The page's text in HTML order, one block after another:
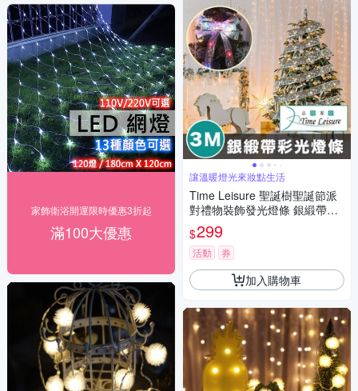
家飾衛浴開運限時優惠3折起
滿100大優惠
讓溫暖燈光來妝點生活
Time Leisure 聖誕樹聖誕節派
對禮物裝飾發光燈條 銀緞帶彩
光/3M
$299
活動 券
加入購物車